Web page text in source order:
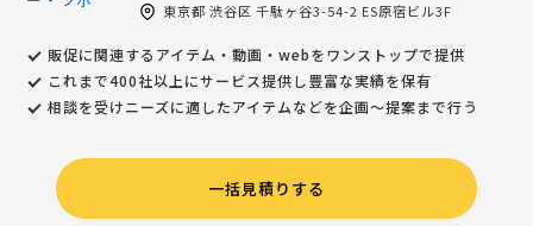
東京都 渋谷区 千駄ヶ谷3-54-2 ES原宿ビル3F
販促に関連するアイテム・動画・webをワンストップで提供
これまで400社以上にサービス提供し豊富な実績を保有
相談を受けニーズに適したアイテムなどを企画〜提案まで行う
一括見積りする